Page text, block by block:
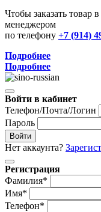
Чтобы заказать товар
менеджером
по телефону +7 (914)
Подробнее
Подробнее
Войти в кабинет
Телефон/Почта/Логин
Пароль
Войти
Нет аккаунта?
Регистрация
Фамилия*
Имя*
Телефон*